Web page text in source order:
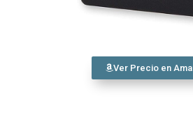
Ver Precio en